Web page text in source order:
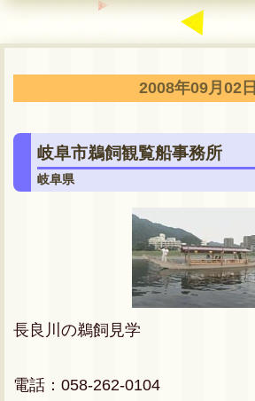
2008年09月02日
岐阜市鵜飼観覧船事務所
岐阜県
長良川の鵜飼見学
電話：058-262-0104